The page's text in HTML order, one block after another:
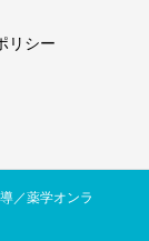
リシー
／薬学オンラ